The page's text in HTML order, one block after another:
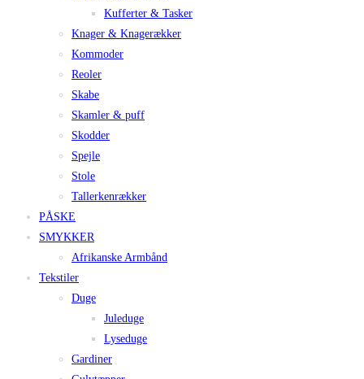
Kufferter & Tasker
Knager & Knagerækker
Kommoder
Reoler
Skabe
Skamler & puff
Skodder
Spejle
Stole
Tallerkenrækker
PÅSKE
SMYKKER
Afrikanske Armbånd
Tekstiler
Duge
Juleduge
Lyseduge
Gardiner